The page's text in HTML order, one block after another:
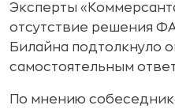
Эксперты
отсутствие решения
Билайна подтолкнуло
самостоятельным
По мнению